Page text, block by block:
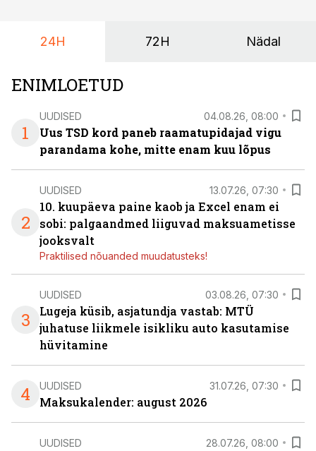
24H 72H Nädal
ENIMLOETUD
1
UUDISED 04.08.26, 08:00
Uus TSD kord paneb raamatupidajad vigu
parandama kohe, mitte enam kuu lõpus
2
UUDISED 13.07.26, 07:30
10. kuupäeva paine kaob ja Excel enam ei
sobi: palgaandmed liiguvad maksuametisse
jooksvalt
Praktilised nõuanded muudatusteks!
3
UUDISED 03.08.26, 07:30
Lugeja küsib, asjatundja vastab: MTÜ
juhatuse liikmele isikliku auto kasutamise
hüvitamine
4 UUDISED 31.07.26, 07:30
Maksukalender: august 2026
UUDISED 28.07.26, 08:00